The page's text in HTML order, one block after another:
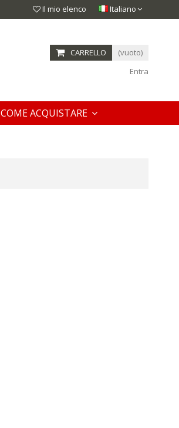
Italiano
Il mio elenco
CARRELLO
(vuoto)
Entra
COME ACQUISTARE